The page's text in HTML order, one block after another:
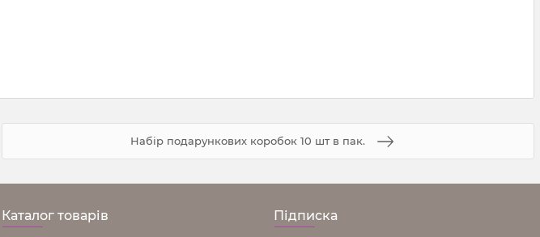
Набір подарункових коробок 10 шт в пак.
Каталог товарів Підписка